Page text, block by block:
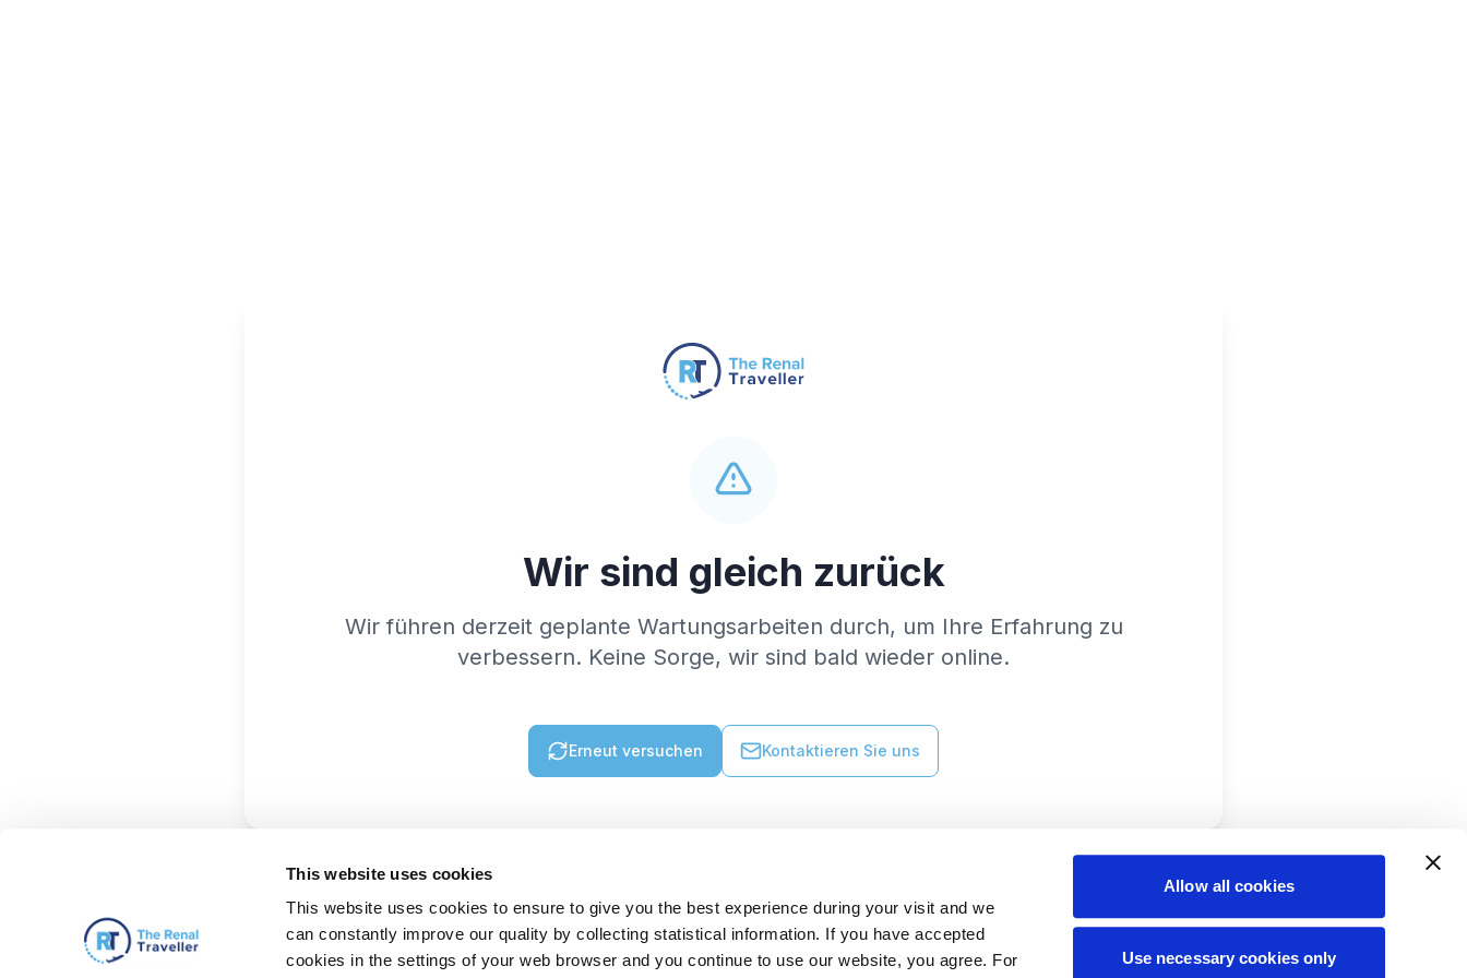
This website uses cookies
This website uses cookies to ensure to give you the best experience during your visit and we
can constantly improve our quality by collecting statistical information. If you have accepted
cookies in the settings of your web browser and you continue to use our website, you agree. For
Allow all cookies
Use necessary cookies only
Wir sind gleich zurück
Wir führen derzeit geplante Wartungsarbeiten durch, um Ihre Erfahrung zu
verbessern. Keine Sorge, wir sind bald wieder online.
Erneut versuchen Kontaktieren Sie uns